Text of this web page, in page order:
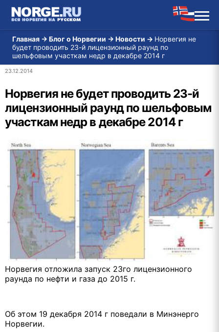
Главная → Блог о Норвегии → Новости → Норвегия не
будет проводить 23-й лицензионный раунд по
шельфовым участкам недр в декабре 2014 г
23.12.2014
Норвегия не будет проводить 23-й
лицензионный раунд по шельфовым
участкам недр в декабре 2014 г
Норвегия отложила запуск 23го лицензионного
раунда по нефти и газа до 2015 г.
Об этом 19 декабря 2014 г поведали в Минэнерго
Норвегии.